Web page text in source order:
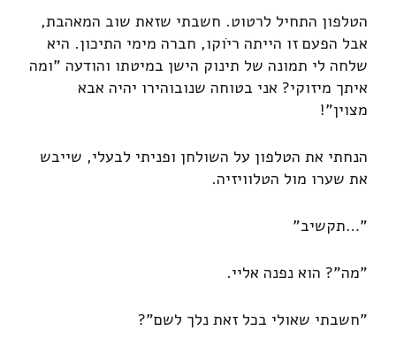
הטלפון התחיל לרטוט. חשבתי שזאת שוב המאהבת,
אבל הפעם זו הייתה ריֹוקו, חברה מימי התיכון. היא
שלחה לי תמונה של תינוק הישן במיטתו והודעה "ומה
איתך מיזוקי? אני בטוחה שנובוהירו יהיה אבא
מצוין"!
הנחתי את הטלפון על השולחן ופניתי לבעלי, שייבש
את שערו מול הטלוויזיה.
"…תקשיב"
"מה"? הוא נפנה אליי.
"חשבתי שאולי בכל זאת נלך לשם"?